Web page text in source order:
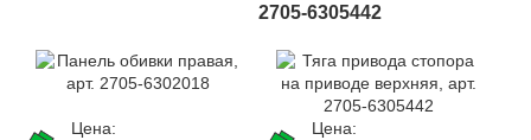
Цена:
2705-6305442
Цена: